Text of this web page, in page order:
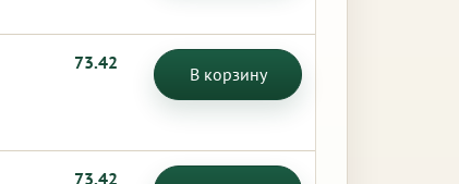
73.42
В корзину
73.42